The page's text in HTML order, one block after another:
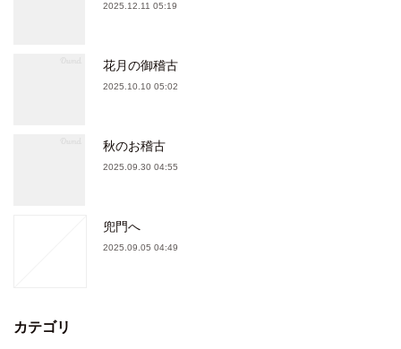
2025.12.11 05:19
花月の御稽古
2025.10.10 05:02
秋のお稽古
2025.09.30 04:55
兜門へ
2025.09.05 04:49
カテゴリ